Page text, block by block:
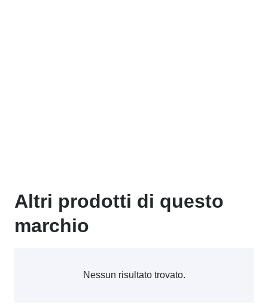
Altri prodotti di questo
marchio
Nessun risultato trovato.